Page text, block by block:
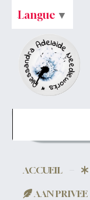
ACCUEIL
AAN PRIVEE
Langue ▼